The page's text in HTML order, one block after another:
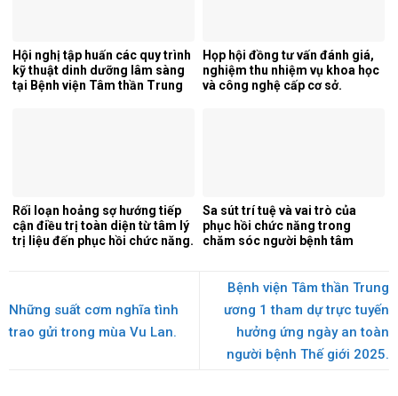
Hội nghị tập huấn các quy trình
kỹ thuật dinh dưỡng lâm sàng
tại Bệnh viện Tâm thần Trung
Họp hội đồng tư vấn đánh giá,
nghiệm thu nhiệm vụ khoa học
và công nghệ cấp cơ sở.
Rối loạn hoảng sợ hướng tiếp
cận điều trị toàn diện từ tâm lý
trị liệu đến phục hồi chức năng.
Sa sút trí tuệ và vai trò của
phục hồi chức năng trong
chăm sóc người bệnh tâm
Những suất cơm nghĩa tình
trao gửi trong mùa Vu Lan.
Bệnh viện Tâm thần Trung
ương 1 tham dự trực tuyến
hưởng ứng ngày an toàn
người bệnh Thế giới 2025.